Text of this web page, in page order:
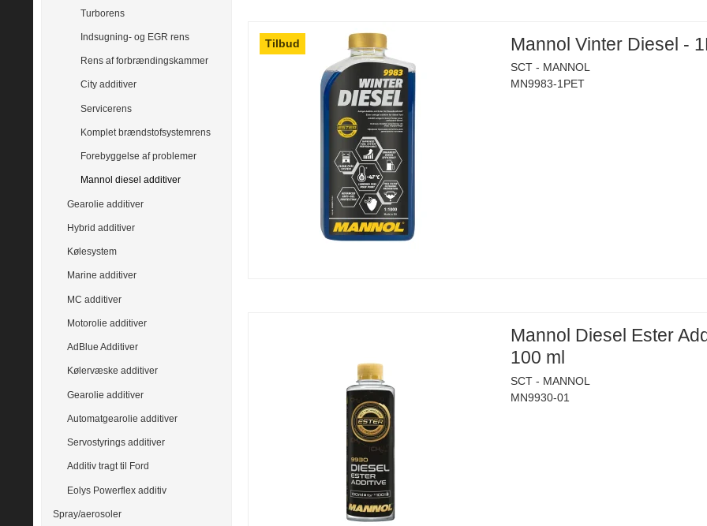
Turborens
Indsugning- og EGR rens
Rens af forbrændingskammer
City additiver
Servicerens
Komplet brændstofsystemrens
Forebyggelse af problemer
Mannol diesel additiver
Gearolie additiver
Hybrid additiver
Kølesystem
Marine additiver
MC additiver
Motorolie additiver
AdBlue Additiver
Kølervæske additiver
Gearolie additiver
Automatgearolie additiver
Servostyrings additiver
Additiv tragt til Ford
Eolys Powerflex additiv
Spray/aerosoler
Tilbud Mannol Vinter Diesel -
SCT - MANNOL
MN9983-1PET
Mannol Diesel Ester
100 ml
SCT - MANNOL
MN9930-01